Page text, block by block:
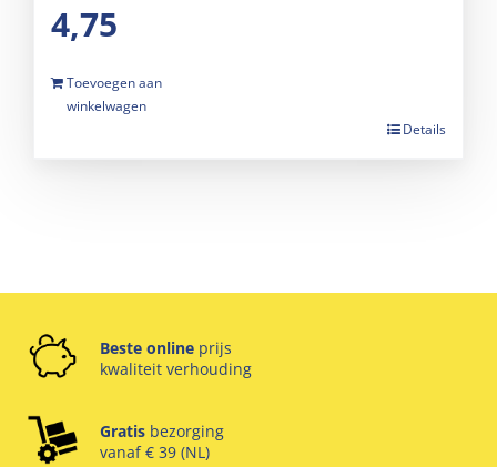
4,75
Toevoegen aan
winkelwagen
Details
Beste online prijs
kwaliteit verhouding
Gratis bezorging
vanaf € 39 (NL)